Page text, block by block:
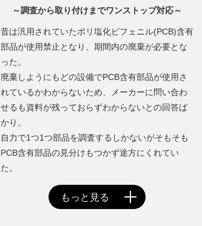
～調査から取り付けまでワンストップ対応～
昔は汎用されていたポリ塩化ビフェニル(PCB)含有
部品が使用禁止となり、期間内の廃棄が必要とな
った。
廃棄しようにもどの設備でPCB含有部品が使用さ
れているかわからないため、メーカーに問い合わ
せるも資料が残っておらずわからないとの回答ば
かり。
自力で1つ1つ部品を調査するしかないがそもそも
PCB含有部品の見分けもつかず途方にくれてい
た。